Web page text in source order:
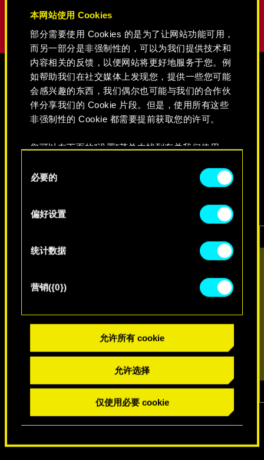
本网站使用 Cookies
部分需要使用 Cookies 的是为了让网站功能可用，
而另一部分是非强制性的，可以为我们提供技术和
内容相关的反馈，以便网站将更好地服务于您。例
如帮助我们在社交媒体上发现您，提供一些您可能
会感兴趣的东西，我们偶尔也可能与我们的合作伙
伴分享我们的 Cookie 片段。但是，使用所有这些
非强制性的 Cookie 都需要提前获取您的许可。
您可以在下面的"设置"菜单中找到有关我们使用
好。一旦您了解了其中的内容并准备好继续，请点
必要的
偏好设置
统计数据
营销({0})
允许所有 cookie
允许选择
仅使用必要 cookie
媒体
《赛博朋克2077》
原画集
1/7